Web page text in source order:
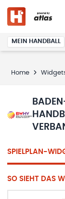
MEIN HANDBALL
Home
SPIELPLAN-
SO SIEHT DAS